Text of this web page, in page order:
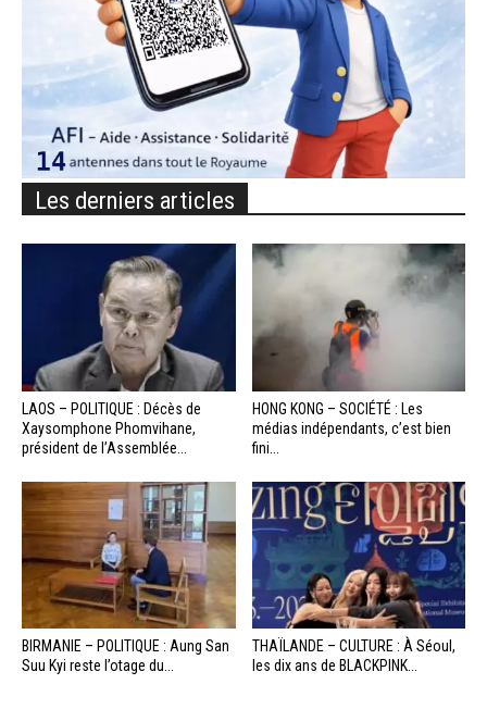
Les derniers articles
LAOS – POLITIQUE : Décès de
Xaysomphone Phomvihane,
président de l’Assemblée...
HONG KONG – SOCIÉTÉ : Les
médias indépendants, c’est bien
fini...
BIRMANIE – POLITIQUE : Aung San
Suu Kyi reste l’otage du...
THAÏLANDE – CULTURE : À Séoul,
les dix ans de BLACKPINK...